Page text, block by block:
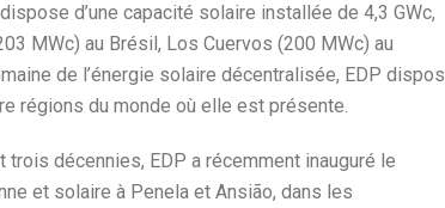
d’une capacité solaire installée de 4,3 GWc,
MWc) au Brésil, Los Cuervos (200 MWc) au
de l’énergie solaire décentralisée, EDP
régions du monde où elle est présente.
décennies, EDP a récemment inauguré le
et solaire à Penela et Ansião, dans les